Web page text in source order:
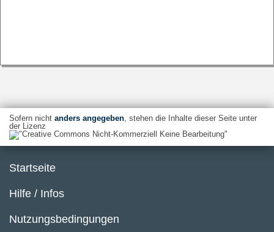
Sofern nicht anders angegeben, stehen die Inhalte dieser Seite unter
der Lizenz
Startseite
Hilfe / Infos
Nutzungsbedingungen